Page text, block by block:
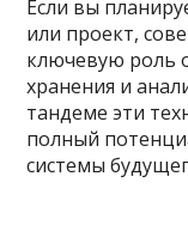
Если вы
или проект,
ключевую роль
хранения и
тандеме эти
полный
системы